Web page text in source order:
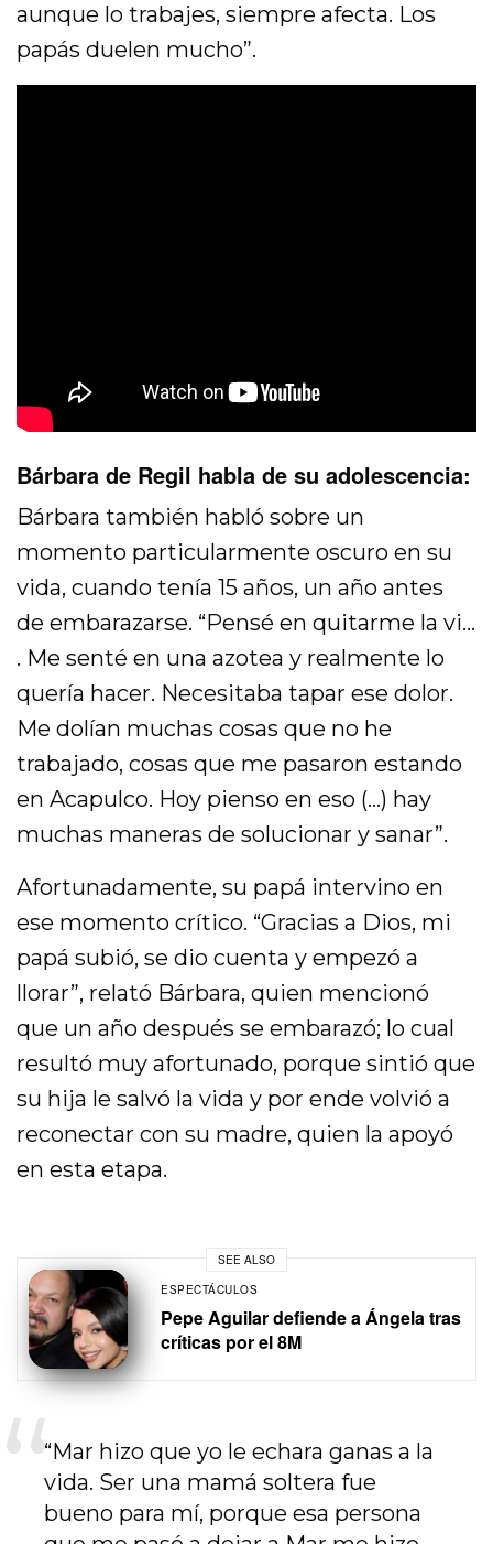
aunque lo trabajes, siempre afecta. Los
papás duelen mucho”.
Bárbara de Regil habla de su adolescencia:
Bárbara también habló sobre un
momento particularmente oscuro en su
vida, cuando tenía 15 años, un año antes
de embarazarse. “Pensé en quitarme la vi…
. Me senté en una azotea y realmente lo
quería hacer. Necesitaba tapar ese dolor.
Me dolían muchas cosas que no he
trabajado, cosas que me pasaron estando
en Acapulco. Hoy pienso en eso (…) hay
muchas maneras de solucionar y sanar”.
Afortunadamente, su papá intervino en
ese momento crítico. “Gracias a Dios, mi
papá subió, se dio cuenta y empezó a
llorar”, relató Bárbara, quien mencionó
que un año después se embarazó; lo cual
resultó muy afortunado, porque sintió que
su hija le salvó la vida y por ende volvió a
reconectar con su madre, quien la apoyó
en esta etapa.
SEE ALSO
ESPECTÁCULOS
Pepe Aguilar defiende a Ángela tras
críticas por el 8M
“Mar hizo que yo le echara ganas a la
vida. Ser una mamá soltera fue
bueno para mí, porque esa persona